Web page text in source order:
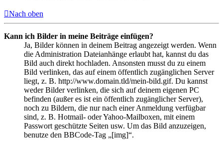
Nach oben
Kann ich Bilder in meine Beiträge einfügen?
Ja, Bilder können in deinem Beitrag angezeigt werden. Wenn
die Administration Dateianhänge erlaubt hat, kannst du das
Bild auch direkt hochladen. Ansonsten musst du zu einem
Bild verlinken, das auf einem öffentlich zugänglichen Server
liegt, z. B. http://www.domain.tld/mein-bild.gif. Du kannst
weder Bilder verlinken, die sich auf deinem eigenen PC
befinden (außer es ist ein öffentlich zugänglicher Server),
noch zu Bildern, die nur nach einer Anmeldung verfügbar
sind, z. B. Hotmail- oder Yahoo-Mailboxen, mit einem
Passwort geschützte Seiten usw. Um das Bild anzuzeigen,
benutze den BBCode-Tag „[img]“.